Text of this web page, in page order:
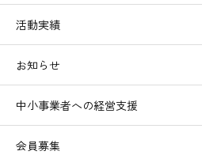
活動実績
お知らせ
中小事業者への経営支援
会員募集